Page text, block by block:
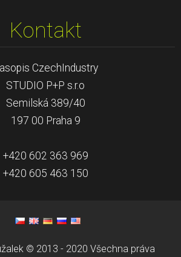
Kontakt
CzechIndustry
STUDIO P+P s.r.o
Semilská 389/40
197 00 Praha 9
+420 602 363 969
+420 605 463 150
© 2013 - 2020 Všechna práva